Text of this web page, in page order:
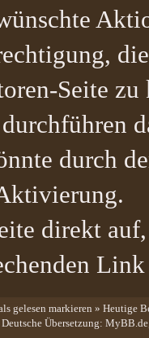
Seite
durch
direkt
gelesen markieren » Heutige
Deutsche Übersetzung: MyBB.de